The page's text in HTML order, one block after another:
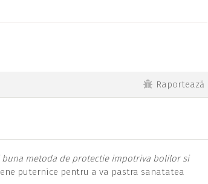
Raportează
buna metoda de protectie impotriva bolilor si
puternice pentru a va pastra sanatatea